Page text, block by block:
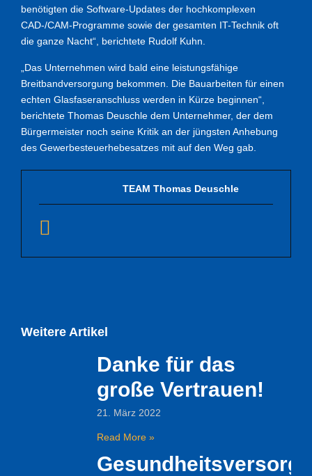
benötigten die Software-Updates der hochkomplexen
CAD-/CAM-Programme sowie der gesamten IT-Technik oft
die ganze Nacht“, berichtete Rudolf Kuhn.
„Das Unternehmen wird bald eine leistungsfähige
Breitbandversorgung bekommen. Die Bauarbeiten für einen
echten Glasfaseranschluss werden in Kürze beginnen“,
berichtete Thomas Deuschle dem Unternehmer, der dem
Bürgermeister noch seine Kritik an der jüngsten Anhebung
des Gewerbesteuerhebesatzes mit auf den Weg gab.
TEAM Thomas Deuschle
Weitere Artikel
Danke für das
große Vertrauen!
21. März 2022
Read More »